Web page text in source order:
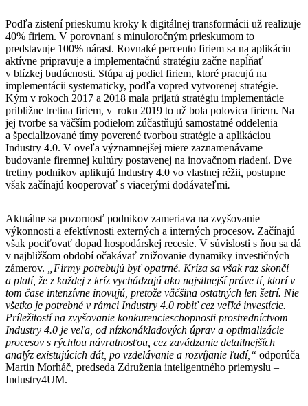
Podľa zistení prieskumu kroky k digitálnej transformácii už realizuje
40% firiem. V porovnaní s minuloročným prieskumom to
predstavuje 100% nárast. Rovnaké percento firiem sa na aplikáciu
aktívne pripravuje a implementačnú stratégiu začne napĺňať
v blízkej budúcnosti. Stúpa aj podiel firiem, ktoré pracujú na
implementácii systematicky, podľa vopred vytvorenej stratégie.
Kým v rokoch 2017 a 2018 mala prijatú stratégiu implementácie
približne tretina firiem, v roku 2019 to už bola polovica firiem. Na
jej tvorbe sa väčším podielom zúčastňujú samostatné oddelenia
a špecializované tímy poverené tvorbou stratégie a aplikáciou
Industry 4.0. V oveľa významnejšej miere zaznamenávame
budovanie firemnej kultúry postavenej na inovačnom riadení. Dve
tretiny podnikov aplikujú Industry 4.0 vo vlastnej réžii postupne
však začínajú kooperovať s viacerými dodávateľmi.
Aktuálne sa pozornosť podnikov zameriava na zvyšovanie
výkonnosti a efektívnosti externých a interných procesov. Začínajú
však pociťovať dopad hospodárskej recesie. V súvislosti s ňou sa dá
v najbližšom období očakávať znižovanie dynamiky investičných
zámerov.
„Firmy potrebujú byť opatrné. Kríza sa však raz skončí
a platí, že z každej z kríz vychádzajú ako najsilnejší práve tí, ktorí v
tom čase intenzívne inovujú, pretože väčšina ostatných len šetrí. Nie
všetko je potrebné v rámci Industry 4.0 robiť cez veľké investície.
Príležitostí na zvyšovanie konkurencieschopnosti prostredníctvom
Industry 4.0 je veľa, od nízkonákladových úprav a optimalizácie
procesov s rýchlou návratnosťou, cez zavádzanie detailnejších
analýz existujúcich dát, po vzdelávanie a rozvíjanie ľudí,“ odporúča
Martin Morháč, predseda Združenia inteligentného priemyslu –
Industry4UM.